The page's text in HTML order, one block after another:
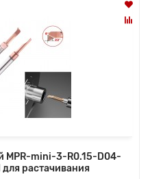
MPR-mini-3-R0.15-D04-
для растачивания